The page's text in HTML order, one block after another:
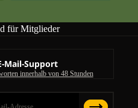
für Mitglieder
Mail-Support
innerhalb von 48 Stunden